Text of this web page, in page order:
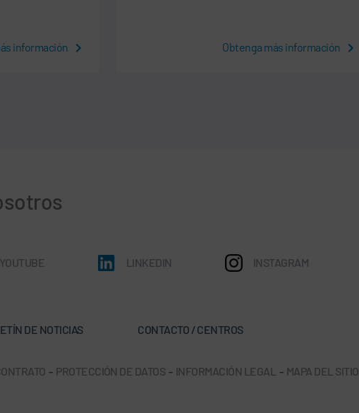
información Obtenga más información
YOUTUBE LINKEDIN INSTAGRAM
DE NOTICIAS CONTACTO / CENTROS
- PROTECCIÓN DE DATOS - INFORMACIÓN LEGAL - MAPA DEL SITIO